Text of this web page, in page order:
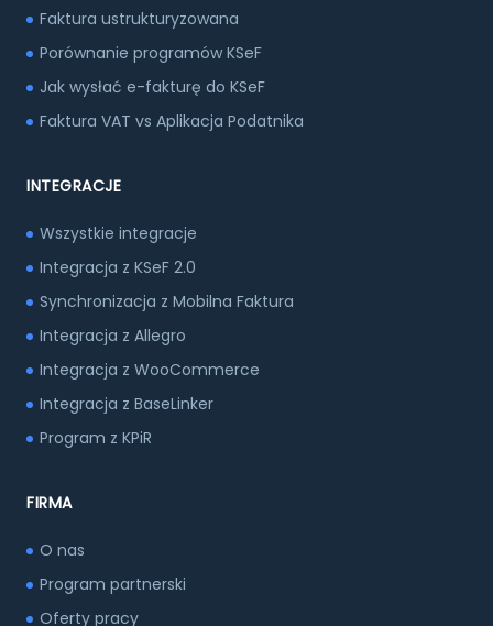
Faktura ustrukturyzowana
Porównanie programów KSeF
Jak wysłać e-fakturę do KSeF
Faktura VAT vs Aplikacja Podatnika
INTEGRACJE
Wszystkie integracje
Integracja z KSeF 2.0
Synchronizacja z Mobilna Faktura
Integracja z Allegro
Integracja z WooCommerce
Integracja z BaseLinker
Program z KPiR
FIRMA
O nas
Program partnerski
Oferty pracy